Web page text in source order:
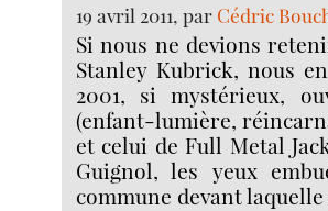
19 avril 2011, par Cédric
Si nous ne devions
Stanley Kubrick, nous
2001, si mystérieux,
(enfant-lumière,
et celui de Full Metal
Guignol, les yeux
commune devant